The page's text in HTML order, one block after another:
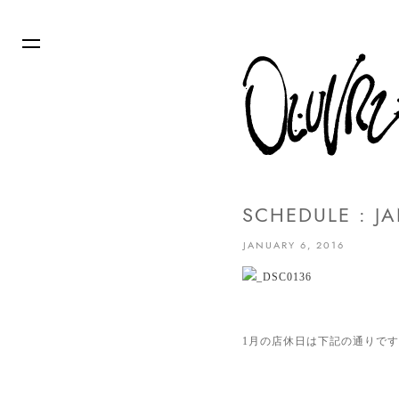
SCHEDULE :
JANUARY 6, 2016
1月の店休日は下記の通りです